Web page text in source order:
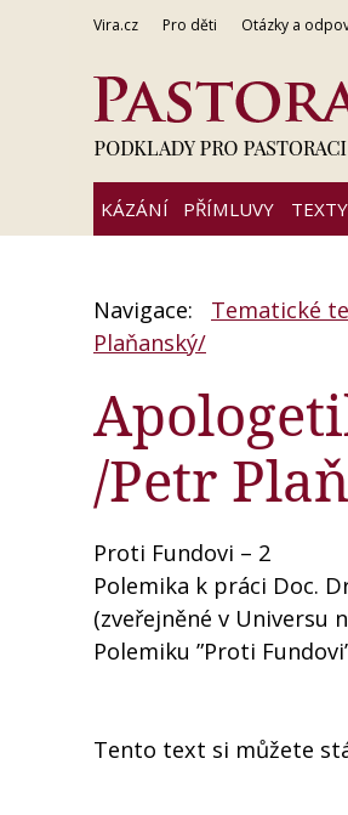
Vira.cz Pro děti Otázky a
KÁZÁNÍ PŘÍMLUVY
Navigace: Tematické
Plaňanský/
/Petr
Proti Fundovi – 2
Polemika k práci Doc.
(zveřejněné v Universu
Polemiku ”Proti
Tento text si můžete